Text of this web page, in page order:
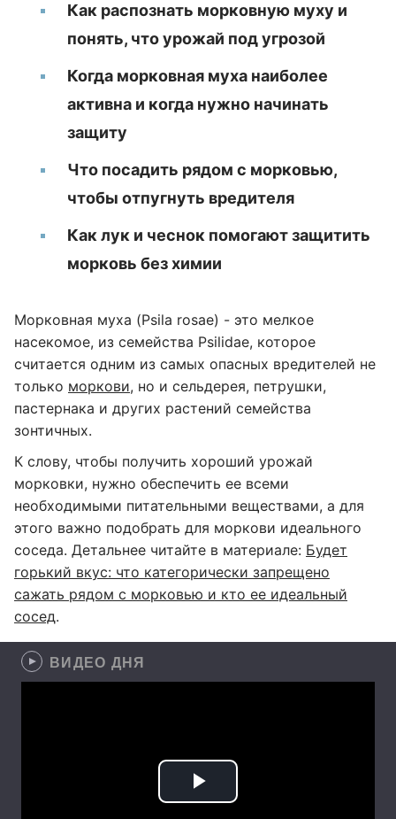
Как распознать морковную муху и
понять, что урожай под угрозой
Когда морковная муха наиболее
активна и когда нужно начинать
защиту
Что посадить рядом с морковью,
чтобы отпугнуть вредителя
Как лук и чеснок помогают защитить
морковь без химии
Морковная муха (Psila rosae) - это мелкое
насекомое, из семейства Psilidae, которое
считается одним из самых опасных вредителей не
только моркови, но и сельдерея, петрушки,
пастернака и других растений семейства
зонтичных.
К слову, чтобы получить хороший урожай
морковки, нужно обеспечить ее всеми
необходимыми питательными веществами, а для
этого важно подобрать для моркови идеального
соседа. Детальнее читайте в материале: Будет
горький вкус: что категорически запрещено
сажать рядом с морковью и кто ее идеальный
сосед.
ВИДЕО ДНЯ